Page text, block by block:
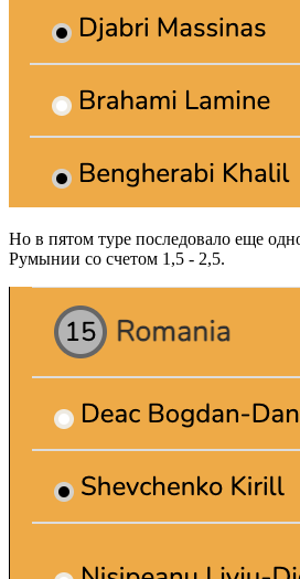
Но в пятом туре последовало еще
Румынии со счетом 1,5 - 2,5.